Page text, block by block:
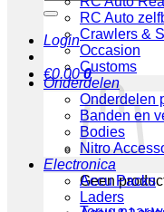
naar:
Login
€0.00 0
Geen
RC Auto
Crawlers &
Occasion
Customs
Onderdelen
Onderdelen
Banden en
Bodies
Nitro
Electronica
Accu Packs
Laders